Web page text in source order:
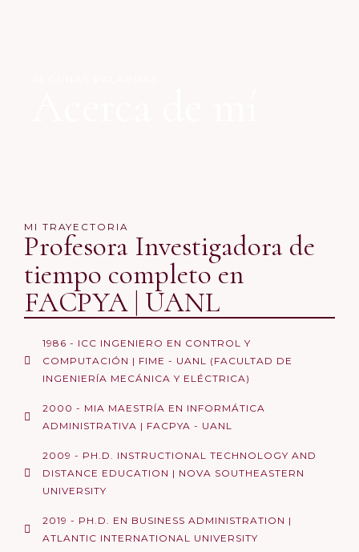
MI TRAYECTORIA
Profesora Investigadora de
tiempo completo en
FACPYA | UANL
1986 - ICC INGENIERO EN CONTROL Y
COMPUTACIÓN | FIME - UANL (FACULTAD DE
INGENIERÍA MECÁNICA Y ELÉCTRICA)
2000 - MIA MAESTRÍA EN INFORMÁTICA
ADMINISTRATIVA | FACPYA - UANL
2009 - PH.D. INSTRUCTIONAL TECHNOLOGY AND
DISTANCE EDUCATION | NOVA SOUTHEASTERN
UNIVERSITY
2019 - PH.D. EN BUSINESS ADMINISTRATION |
ATLANTIC INTERNATIONAL UNIVERSITY